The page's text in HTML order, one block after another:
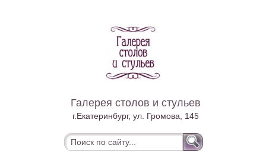
Галерея столов и стульев
г.Екатеринбург, ул. Громова, 145